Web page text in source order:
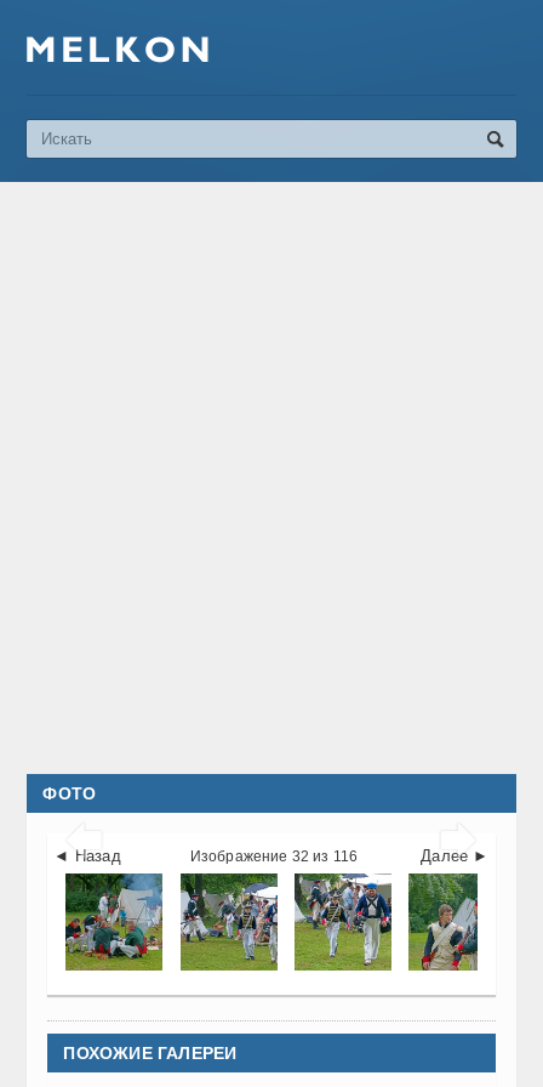
ФОТО
 
◄ Назад Далее ►
Изображение 32 из 116
ПОХОЖИЕ ГАЛЕРЕИ